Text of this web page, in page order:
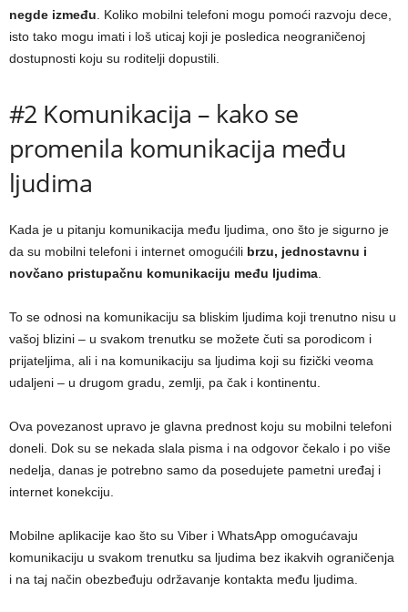
negde između . Koliko mobilni telefoni mogu pomoći razvoju dece,
isto tako mogu imati i loš uticaj koji je posledica neograničenoj
dostupnosti koju su roditelji dopustili.
#2 Komunikacija – kako se
promenila komunikacija među
ljudima
Kada je u pitanju komunikacija među ljudima, ono što je sigurno je
da su mobilni telefoni i internet omogućili brzu, jednostavnu i
novčano pristupačnu komunikaciju među ljudima
To se odnosi na komunikaciju sa bliskim ljudima koji trenutno nisu u
vašoj blizini – u svakom trenutku se možete čuti sa porodicom i
prijateljima, ali i na komunikaciju sa ljudima koji su fizički veoma
udaljeni – u drugom gradu, zemlji, pa čak i kontinentu.
Ova povezanost upravo je glavna prednost koju su mobilni telefoni
doneli. Dok su se nekada slala pisma i na odgovor čekalo i po više
nedelja, danas je potrebno samo da posedujete pametni uređaj i
internet konekciju.
Mobilne aplikacije kao što su Viber i WhatsApp omogućavaju
komunikaciju u svakom trenutku sa ljudima bez ikakvih ograničenja
i na taj način obezbeđuju održavanje kontakta među ljudima.